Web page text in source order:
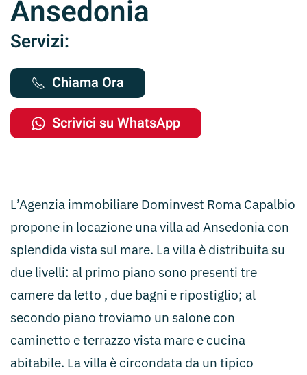
Ansedonia
Servizi:
Chiama Ora
Scrivici su WhatsApp
L’Agenzia immobiliare Dominvest Roma Capalbio
propone in locazione una villa ad Ansedonia con
splendida vista sul mare. La villa è distribuita su
due livelli: al primo piano sono presenti tre
camere da letto , due bagni e ripostiglio; al
secondo piano troviamo un salone con
caminetto e terrazzo vista mare e cucina
abitabile. La villa è circondata da un tipico